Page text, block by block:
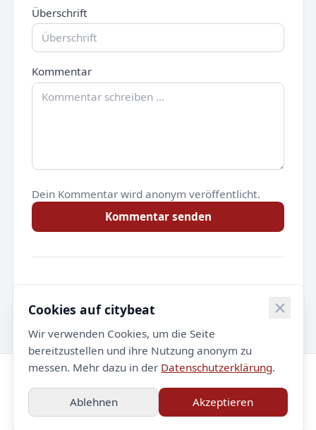
Überschrift
Kommentar
Dein Kommentar wird anonym veröffentlicht.
Kommentar senden
Noch keine Kommentare.
© 2026 citybeat. Alle Rechte vorbehalten.
Impressum
Datenschutz Kontakt
Cookies auf citybeat
Wir verwenden Cookies, um die Seite
bereitzustellen und ihre Nutzung anonym zu
messen. Mehr dazu in der Datenschutzerklärung.
Ablehnen Akzeptieren